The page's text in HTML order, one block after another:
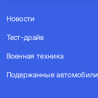
Новости
Тест-драйв
Военная техника
Подержанные автомобили